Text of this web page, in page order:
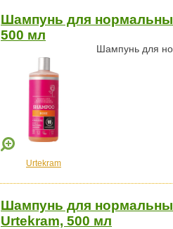
Шампунь для
500 мл
Шампунь для
Urtekram
Шампунь для
Urtekram, 500 мл